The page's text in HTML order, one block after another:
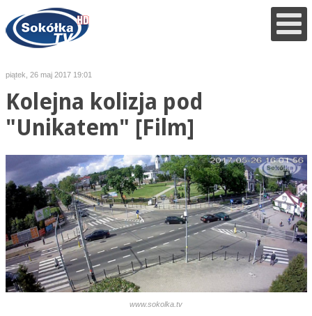
piątek, 26 maj 2017 19:01
Kolejna kolizja pod
"Unikatem" [Film]
www.sokolka.tv